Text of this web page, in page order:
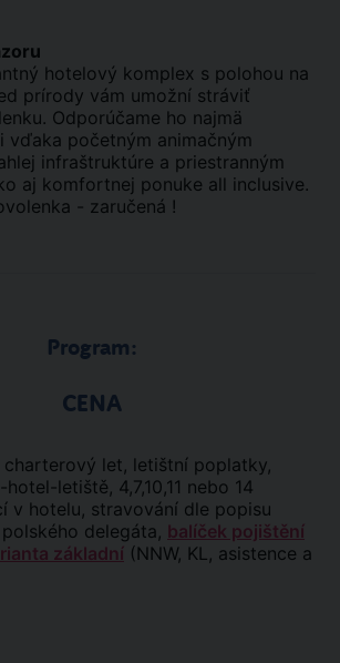
hotelový komplex s polohou na
prírody vám umožní stráviť
Odporúčame ho najmä
vďaka početným animačným
infraštruktúre a priestranným
aj komfortnej ponuke all inclusive.
- zaručená !
Program:
CENA
charterový let, letištní poplatky,
letiště, 4,7,10,11 nebo 14
v hotelu, stravování dle popisu
delegáta, balíček pojištění
základní (NNW, KL, asistence a